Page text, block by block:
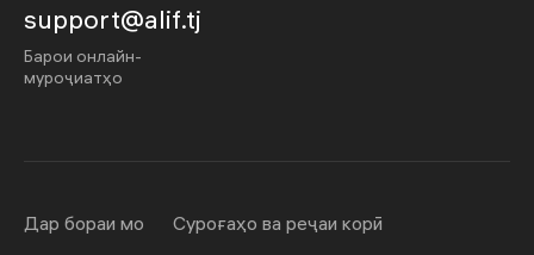
support@alif.tj
Барои онлайн-
муроҷиатҳо
Дар бораи мо Суроғаҳо ва реҷаи корӣ